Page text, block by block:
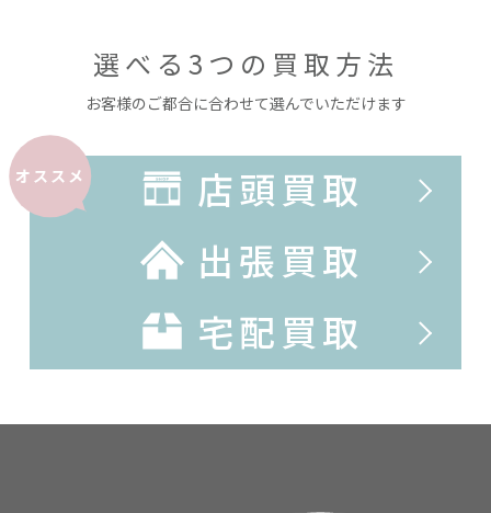
選べる3つの買取方法
お客様のご都合に合わせて選んでいただけます
オススメ
店頭買取
出張買取
宅配買取